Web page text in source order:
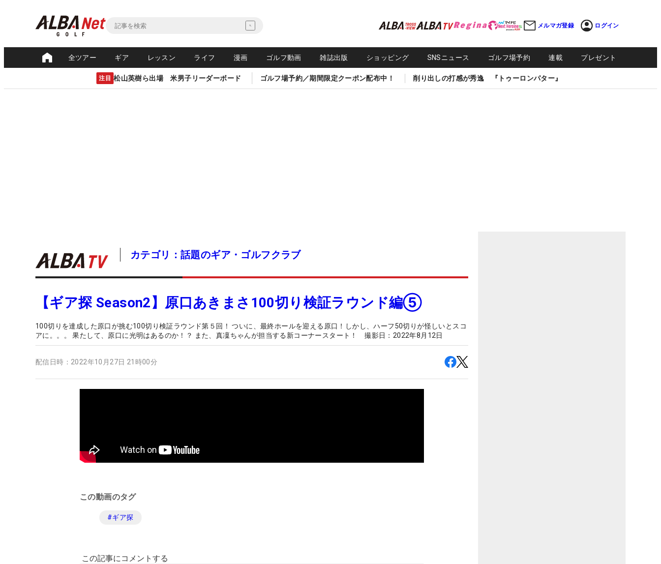
メルマガ登録 ログイン
全ツアー ギア レッスン ライフ 漫画 ゴルフ動画 雑誌出版 ショッピング SNSニュース ゴルフ場予約 連載 プレゼント
注目 松山英樹ら出場 米男子リーダーボード ゴルフ場予約／期間限定クーポン配布中！ 削り出しの打感が秀逸 『トゥーロンパター』
カテゴリ：話題のギア・ゴルフクラブ
【ギア探 Season2】原口あきまさ100切り検証ラウンド編⑤
100切りを達成した原口が挑む100切り検証ラウンド第５回！ ついに、最終ホールを迎える原口！しかし、ハーフ50切りが怪しいとスコ
アに。。。 果たして、原口に光明はあるのか！？ また、真凜ちゃんが担当する新コーナースタート！ 撮影日：2022年8月12日
配信日時： 2022年10月27日 21時00分
この動画のタグ
#ギア探